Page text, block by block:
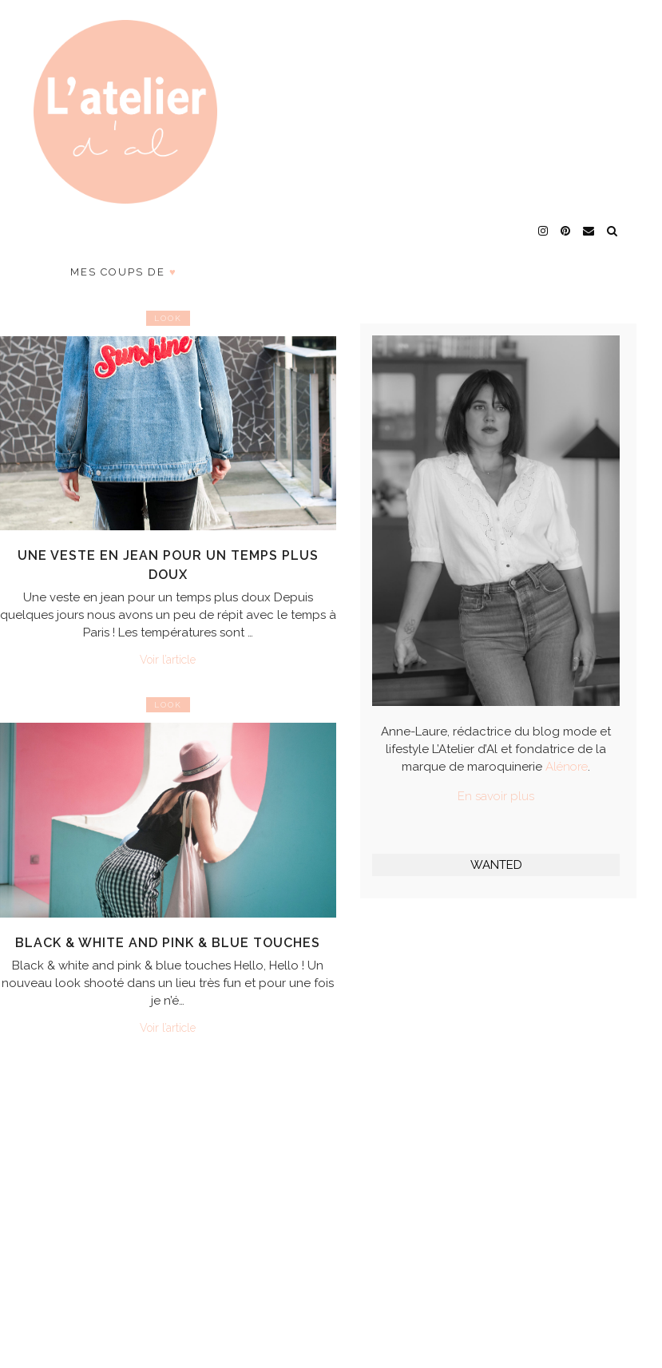
MES COUPS DE ♥
LOOK
UNE VESTE EN JEAN POUR UN TEMPS PLUS
DOUX
Une veste en jean pour un temps plus doux Depuis
quelques jours nous avons un peu de répit avec le temps à
Paris ! Les températures sont …
Voir l’article
LOOK
BLACK & WHITE AND PINK & BLUE TOUCHES
Black & white and pink & blue touches Hello, Hello ! Un
nouveau look shooté dans un lieu très fun et pour une fois
je n’é…
Voir l’article
Anne-Laure, rédactrice du blog mode et
lifestyle L’Atelier d’Al et fondatrice de la
marque de maroquinerieAlénore.
En savoir plus
WANTED